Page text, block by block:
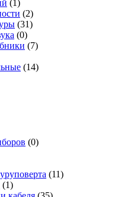
(1)
(2)
(31)
(0)
(7)
(14)
(0)
(11)
(1)